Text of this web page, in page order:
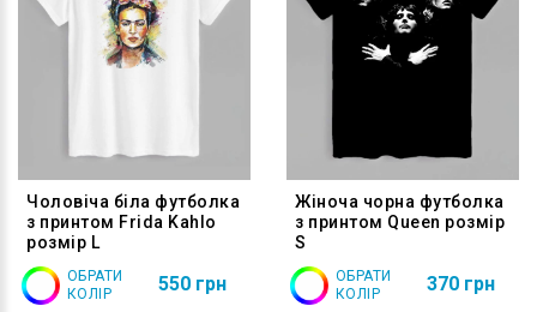
Чоловіча біла футболка
з принтом Frida Kahlo
розмір L
ОБРАТИ
КОЛІР
550 грн
Жіноча чорна футболка
з принтом Queen розмір
S
ОБРАТИ
КОЛІР
370 грн